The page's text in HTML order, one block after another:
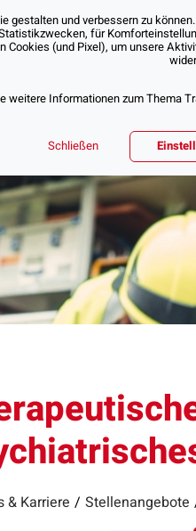
Über Uns
& Karriere / Stellenangebote
gestalten und verbessern zu
für
(und Pixel), um unsere
weitere Informationen zum Thema
Schließen